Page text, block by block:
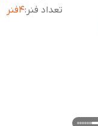
تعداد فنر :4فنر